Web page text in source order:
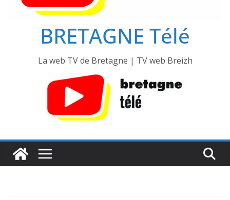
BRETAGNE Télé
La web TV de Bretagne | TV web Breizh